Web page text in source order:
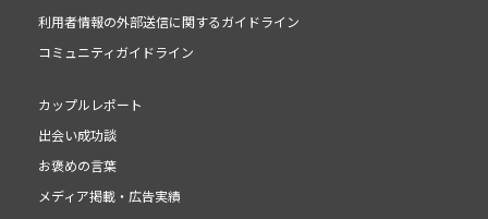
利用者情報の外部送信に関するガイドライン
コミュニティガイドライン
カップルレポート
出会い成功談
お褒めの言葉
メディア掲載・広告実績